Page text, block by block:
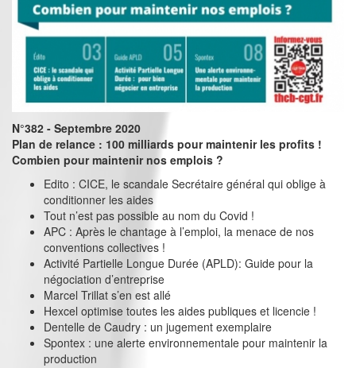
N°382 - Septembre 2020
Plan de relance : 100 milliards pour maintenir les profits !
Combien pour maintenir nos emplois ?
Edito : CICE, le scandale Secrétaire général qui oblige à
conditionner les aides
Tout n’est pas possible au nom du Covid !
APC : Après le chantage à l’emploi, la menace de nos
conventions collectives !
Activité Partielle Longue Durée (APLD): Guide pour la
négociation d’entreprise
Marcel Trillat s’en est allé
Hexcel optimise toutes les aides publiques et licencie !
Dentelle de Caudry : un jugement exemplaire
Spontex : une alerte environnementale pour maintenir la
production